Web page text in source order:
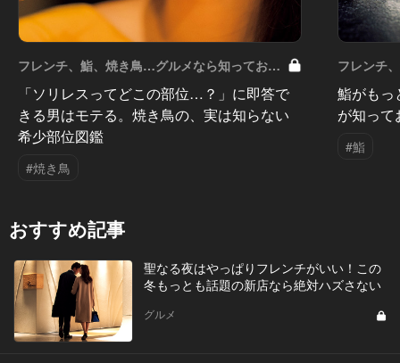
フレンチ、鮨、焼き鳥…グルメなら知っておき
たい知識 Vol.7
「ソリレスってどこの部位…？」に即答で
きる男はモテる。焼き鳥の、実は知らない
希少部位図鑑
#焼き鳥
フレンチ
たい知識
鮨がもっ
が知って
#鮨
おすすめ記事
聖なる夜はやっぱりフレンチがいい！この
冬もっとも話題の新店なら絶対ハズさない
グルメ